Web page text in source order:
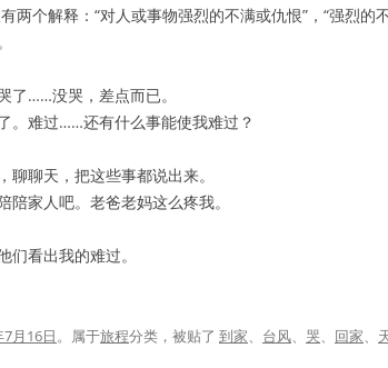
两个解释：“对人或事物强烈的不满或仇恨”，“强烈的不
了……没哭，差点而已。
。难过……还有什么事能使我难过？
聊聊天，把这些事都说出来。
陪家人吧。老爸老妈这么疼我。
们看出我的难过。
月16日。属于旅程分类，被贴了 到家、 台风、 哭、 回家、